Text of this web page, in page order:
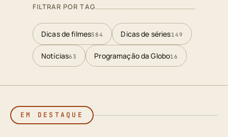
FILTRAR POR TAG
Dicas de filmes584 Dicas de séries149
Notícias63 Programação da Globo16
EM DESTAQUE